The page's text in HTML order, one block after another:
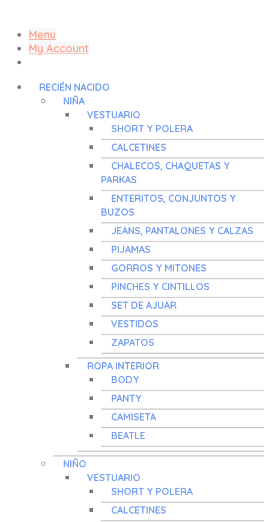
Menu
My Account
RECIÉN NACIDO
NIÑA
VESTUARIO
SHORT Y POLERA
CALCETINES
CHALECOS, CHAQUETAS Y
PARKAS
ENTERITOS, CONJUNTOS Y
BUZOS
JEANS, PANTALONES Y CALZAS
PIJAMAS
GORROS Y MITONES
PINCHES Y CINTILLOS
SET DE AJUAR
VESTIDOS
ZAPATOS
ROPA INTERIOR
BODY
PANTY
CAMISETA
BEATLE
NIÑO
VESTUARIO
SHORT Y POLERA
CALCETINES